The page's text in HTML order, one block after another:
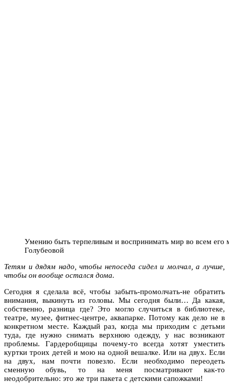
Умению быть терпеливым и воспринимать мир во всем
Голубеовой
Тетям и дядям надо, чтобы непоседа сидел и молчал, а лучше,
чтобы он вообще остался дома.
Сегодня я сделала всё, чтобы забыть-промолчать-не обратить
внимания, выкинуть из головы. Мы сегодня были… Да какая,
собственно, разница где? Это могло случиться в библиотеке,
театре, музее, фитнес-центре, аквапарке. Потому как дело не в
конкретном месте. Каждый раз, когда мы приходим с детьми
туда, где нужно снимать верхнюю одежду, у нас возникают
проблемы. Гардеробщицы почему-то всегда хотят уместить
куртки троих детей и мою на одной вешалке. Или на двух. Если
на двух, нам почти повезло. Если необходимо переодеть
сменную обувь, то на меня посматривают как-то
неодобрительно: это же три пакета с детскими сапожками!